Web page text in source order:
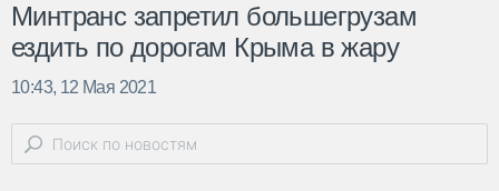
Минтранс запретил большегрузам
ездить по дорогам Крыма в жару
10:43, 12 Мая 2021